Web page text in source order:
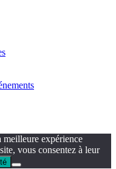
expérience
vous consentez à leur